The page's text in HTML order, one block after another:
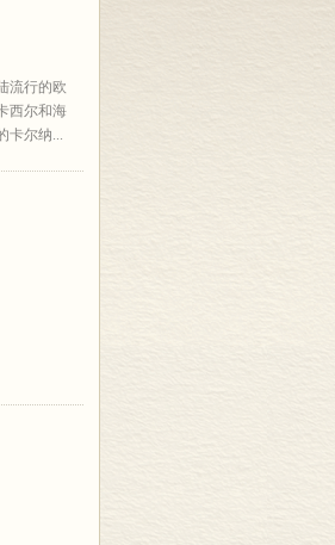
流行的欧
西尔和海
卡尔纳...